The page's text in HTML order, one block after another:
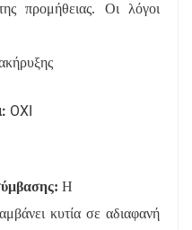
προμήθειας. Οι λόγοι
ΟΧΙ
Η
κυτία σε αδιαφανή